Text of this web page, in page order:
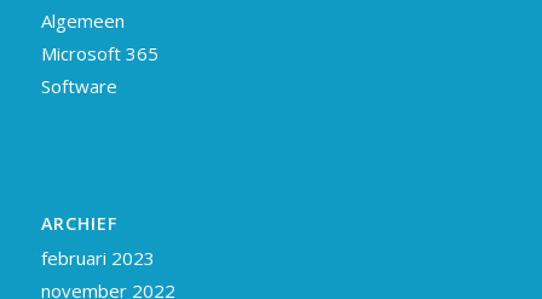
Algemeen
Microsoft 365
Software
ARCHIEF
februari 2023
november 2022